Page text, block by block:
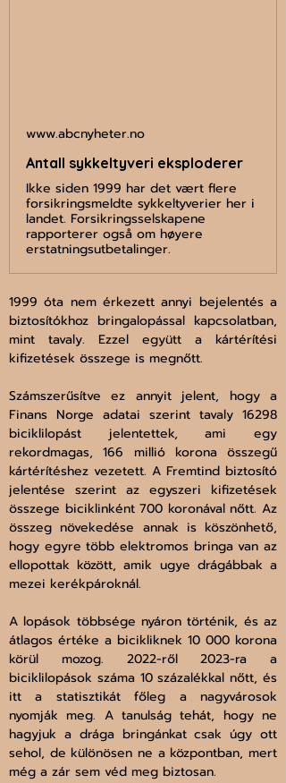
www.abcnyheter.no
Antall sykkeltyveri eksploderer
Ikke siden 1999 har det vært flere
forsikringsmeldte sykkeltyverier her i
landet. Forsikringsselskapene
rapporterer også om høyere
erstatningsutbetalinger.
1999 óta nem érkezett annyi bejelentés a
biztosítókhoz bringalopással kapcsolatban,
mint tavaly. Ezzel együtt a kártérítési
kifizetések összege is megnőtt.
Számszerűsítve ez annyit jelent, hogy a
Finans Norge adatai szerint tavaly 16298
biciklilopást jelentettek, ami egy
rekordmagas, 166 millió korona összegű
kártérítéshez vezetett. A Fremtind biztosító
jelentése szerint az egyszeri kifizetések
összege biciklinként 700 koronával nőtt. Az
összeg növekedése annak is köszönhető,
hogy egyre több elektromos bringa van az
ellopottak között, amik ugye drágábbak a
mezei kerékpároknál.
A lopások többsége nyáron történik, és az
átlagos értéke a bicikliknek 10 000 korona
körül mozog. 2022-ről 2023-ra a
biciklilopások száma 10 százalékkal nőtt, és
itt a statisztikát főleg a nagyvárosok
nyomják meg. A tanulság tehát, hogy ne
hagyjuk a drága bringánkat csak úgy ott
sehol, de különösen ne a központban, mert
még a zár sem véd meg biztosan.